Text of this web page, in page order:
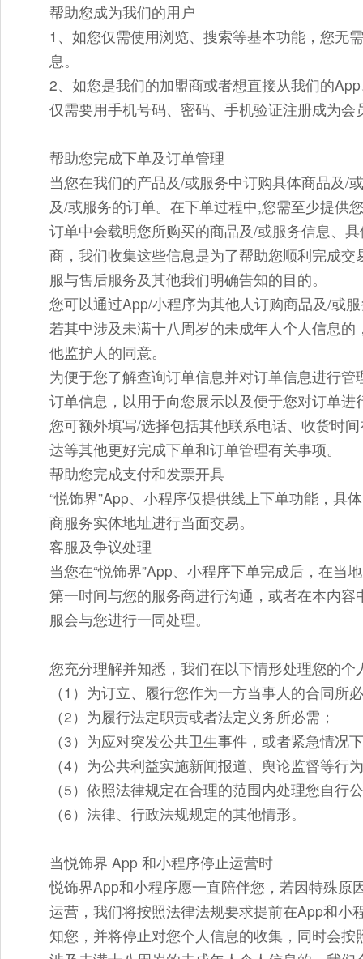
帮助您成为我们的用户
1、如您仅需使用浏览、搜索等基本功能，您无
息。
2、如您是我们的加盟商或者想直接从我们的
仅需要用手机号码、密码、手机验证注册成为
帮助您完成下单及订单管理
当您在我们的产品及/或服务中订购具体商品及/
及/或服务的订单。在下单过程中,您需至少提供
订单中会载明您所购买的商品及/或服务信息、
商，我们收集这些信息是为了帮助您顺利完成
服与售后服务及其他我们明确告知的目的。
您可以通过App/小程序为其他人订购商品及/或
若其中涉及未满十八周岁的未成年人个人信息
他监护人的同意。
为便于您了解查询订单信息并对订单信息进行
订单信息，以用于向您展示以及便于您对订单进
您可额外填写/选择包括其他联系电话、收货时
达等其他更好完成下单和订单管理有关事项。
帮助您完成支付和发票开具
“悦饰界”App、小程序仅提供线上下单功能，具
商服务实体地址进行当面交易。
客服及争议处理
当您在“悦饰界”App、小程序下单完成后，在当
第一时间与您的服务商进行沟通，或者在本内容
服会与您进行一同处理。
您充分理解并知悉，我们在以下情形处理您的
（1）为订立、履行您作为一方当事人的合同所
（2）为履行法定职责或者法定义务所必需；
（3）为应对突发公共卫生事件，或者紧急情
（4）为公共利益实施新闻报道、舆论监督等行
（5）依照法律规定在合理的范围内处理您自
（6）法律、行政法规规定的其他情形。
当悦饰界 App 和小程序停止运营时
悦饰界App和小程序愿一直陪伴您，若因特殊
运营，我们将按照法律法规要求提前在App和
知您，并将停止对您个人信息的收集，同时会